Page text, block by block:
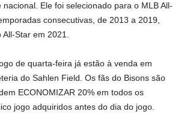
Ele foi selecionado para o MLB All-
consecutivas, de 2013 a 2019,
Star em 2021.
de quarta-feira já estão à venda em
do Sahlen Field. Os fãs do Bisons são
ECONOMIZAR 20% em todos os
jogo adquiridos antes do dia do jogo.